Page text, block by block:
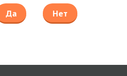
Да Нет